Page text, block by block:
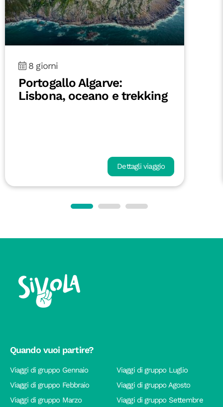
8 giorni
Portogallo Algarve:
Lisbona, oceano e trekking
Dettagli viaggio
Quando vuoi partire?
Viaggi di gruppo Gennaio
Viaggi di gruppo Febbraio
Viaggi di gruppo Marzo
Viaggi di gruppo Luglio
Viaggi di gruppo Agosto
Viaggi di gruppo Settembre